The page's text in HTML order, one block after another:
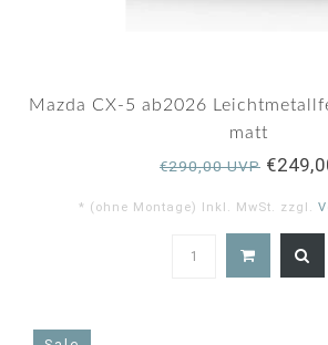
Mazda CX-5 ab2026
matt
€290,00 UVP
* (ohne Montage) Inkl. MwSt. zzgl.